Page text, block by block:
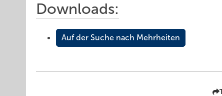
Downloads:
Auf der Suche nach Mehrheiten